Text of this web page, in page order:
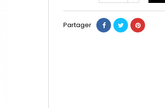
Partager